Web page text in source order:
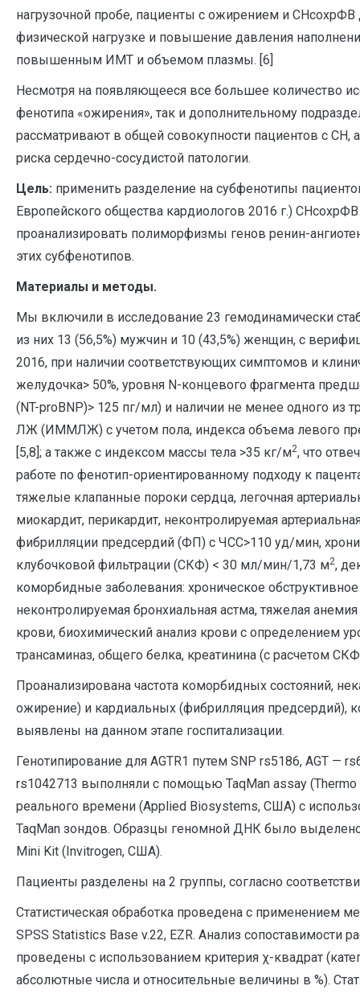
нагрузочной пробе, пациенты с ожирением и
физической нагрузке и повышение давления
повышенным ИМТ и объемом плазмы. [6]
Несмотря на появляющееся все большее количество
фенотипа «ожирения», так и дополнительному
рассматривают в общей совокупности пациентов с
риска сердечно-сосудистой патологии.
Цель: применить разделение на субфенотипы
Европейского общества кардиологов 2016 г.)
проанализировать полиморфизмы генов ренин-
этих субфенотипов.
Материалы и методы.
Мы включили в исследование 23 гемодинамически
из них 13 (56,5%) мужчин и 10 (43,5%) женщин, с
2016, при наличии соответствующих симптомов и
желудочка> 50%, уровня N-концевого фрагмента
(NT-proBNP)> 125 пг/мл) и наличии не менее одного из
ЛЖ (ИММЛЖ) с учетом пола, индекса объема левого
[5,8]; а также с индексом массы тела >35 кг/м2, что
работе по фенотип-ориентированному подходу к
тяжелые клапанные пороки сердца, легочная
миокардит, перикардит, неконтролируемая
фибрилляции предсердий (ФП) с ЧСС>110 уд/мин,
клубочковой фильтрации (СКФ) < 30 мл/мин/1,73 м2,
коморбидные заболевания: хроническое
неконтролируемая бронхиальная астма, тяжелая
крови, биохимический анализ крови с определением
трансаминаз, общего белка, креатинина (с расчетом
Проанализирована частота коморбидных состояний,
ожирение) и кардиальных (фибрилляция предсердий),
выявлены на данном этапе госпитализации.
Генотипирование для AGTR1 путем SNP rs5186, AGT —
rs1042713 выполняли с помощью TaqMan assay
реального времени (Applied Biosystems, США) с
TaqMan зондов. Образцы геномной ДНК было
Mini Kit (Invitrogen, США).
Пациенты разделены на 2 группы, согласно
Статистическая обработка проведена с применением
SPSS Statistics Base v.22, EZR. Анализ сопоставимости
проведены с использованием критерия χ-квадрат
абсолютные числа и относительные величины в %).